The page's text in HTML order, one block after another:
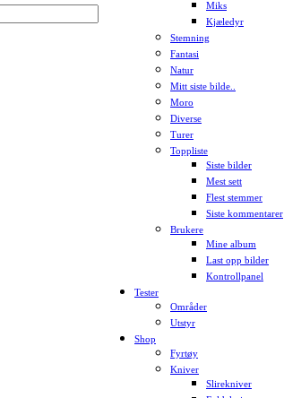
Miks
Kjæledyr
Stemning
Fantasi
Natur
Mitt siste bilde..
Moro
Diverse
Turer
Toppliste
Siste bilder
Mest sett
Flest stemmer
Siste kommentarer
Brukere
Mine album
Last opp bilder
Kontrollpanel
Tester
Områder
Utstyr
Shop
Fyrtøy
Kniver
Slirekniver